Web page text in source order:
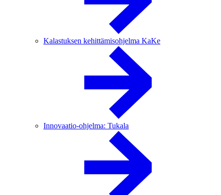
Kalastuksen kehittämisohjelma KaKe
Innovaatio-ohjelma: Tukala